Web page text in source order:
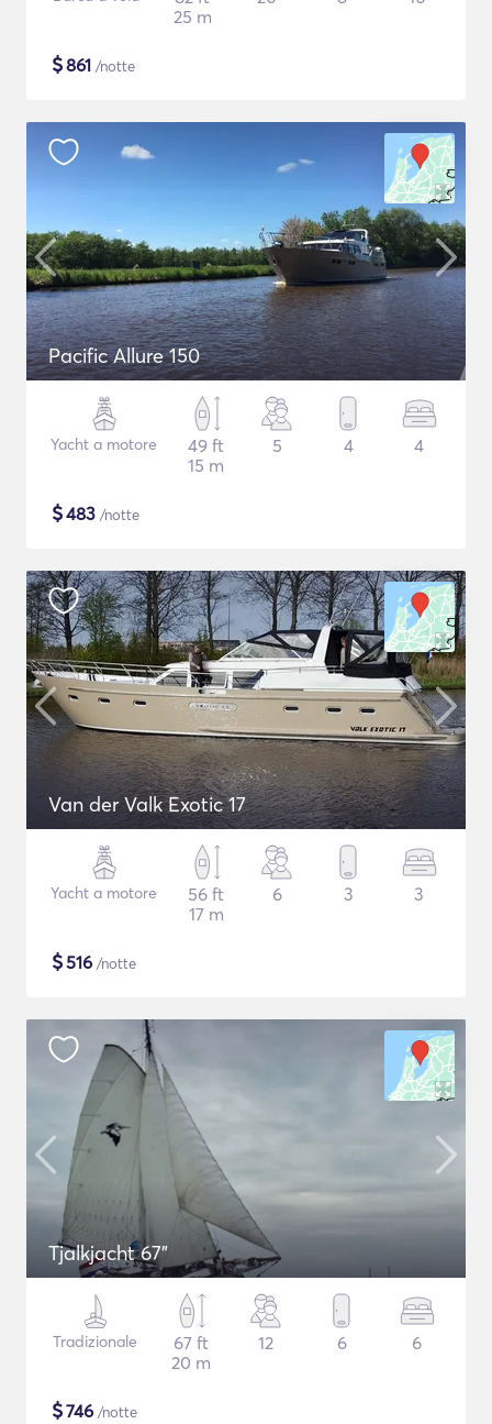
25 m
$861 /notte
Pacific Allure 150
Yacht a motore
49 ft
15 m
5 4 4
$483 /notte
Van der Valk Exotic 17
Yacht a motore
56 ft
17 m
6 3 3
$516 /notte
Tjalkjacht 67"
Tradizionale
67 ft
20 m
12 6 6
$746 /notte